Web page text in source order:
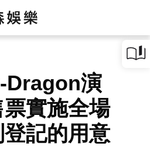
Dragon演
實施全場
記的用意